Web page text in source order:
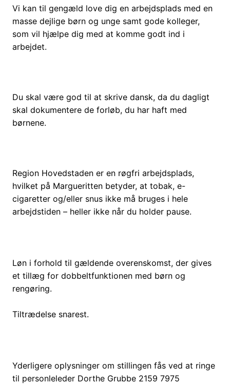
Vi kan til gengæld love dig en arbejdsplads med en
masse dejlige børn og unge samt gode kolleger,
som vil hjælpe dig med at komme godt ind i
arbejdet.
Du skal være god til at skrive dansk, da du dagligt
skal dokumentere de forløb, du har haft med
børnene.
Region Hovedstaden er en røgfri arbejdsplads,
hvilket på Margueritten betyder, at tobak, e-
cigaretter og/eller snus ikke må bruges i hele
arbejdstiden – heller ikke når du holder pause.
Løn i forhold til gældende overenskomst, der gives
et tillæg for dobbeltfunktionen med børn og
rengøring.
Tiltrædelse snarest.
Yderligere oplysninger om stillingen fås ved at ringe
til personleleder Dorthe Grubbe 2159 7975